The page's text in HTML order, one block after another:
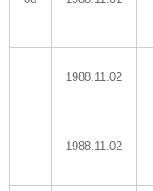
1988.11.02
1988.11.02